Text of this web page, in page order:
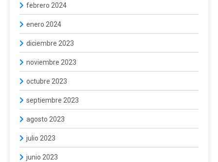
febrero 2024
enero 2024
diciembre 2023
noviembre 2023
octubre 2023
septiembre 2023
agosto 2023
julio 2023
junio 2023